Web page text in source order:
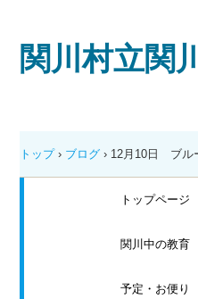
関川村立関
トップ › ブログ › 12月10日 ブル
トップページ
関川中の教育
予定・お便り